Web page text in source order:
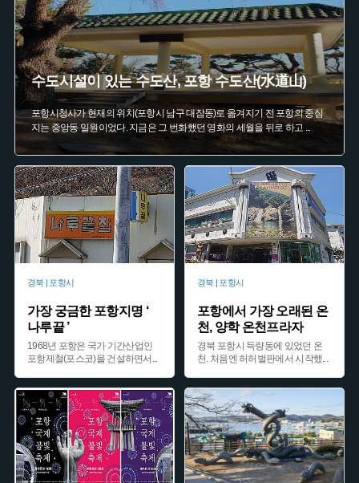
# 여름여행 오래가게 조선시대 반가
# 역사여행 #영화 #드라마 촬영지
수도시설이 있는 수도산, 포항 수도산(水道山)
포항시청사가 현재의 위치(포항시 남구 대잠동)로 옮겨지기 전 포항의 중심
지는 중앙동 일원이었다. 지금은 그 번화했던 영화의 세월을 뒤로 하고 ...
경북 | 포항시
가장 궁금한 포항지명 ‘
나루끝 ’
1968년 포항은 국가 기간산업인
포항제철(포스코)을 건설하면서 ...
경북 | 포항시
포항에서 가장 오래된 온
천, 양학 온천프라자
경북 포항시 득량동에 있었던 온
천. 처음엔 허허벌판에서 시작했...